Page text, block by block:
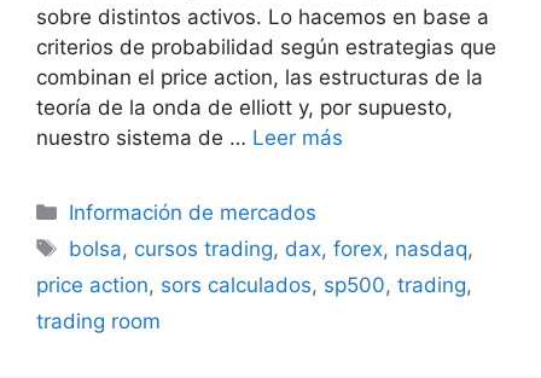
sobre distintos activos. Lo hacemos en base a
criterios de probabilidad según estrategias que
combinan el price action, las estructuras de la
teoría de la onda de elliott y, por supuesto,
nuestro sistema de … Leer más
Categorías
Información de mercados
Etiquetas
bolsa, cursos trading, dax,forex, nasdaq,
price action, sors calculados, sp500, trading,
trading room